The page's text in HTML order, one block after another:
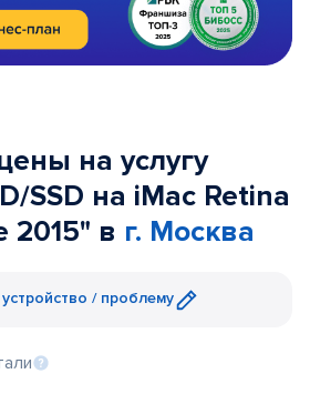
на услугу
SSD на iMac Retina
2015" в г. Москва
/ проблему